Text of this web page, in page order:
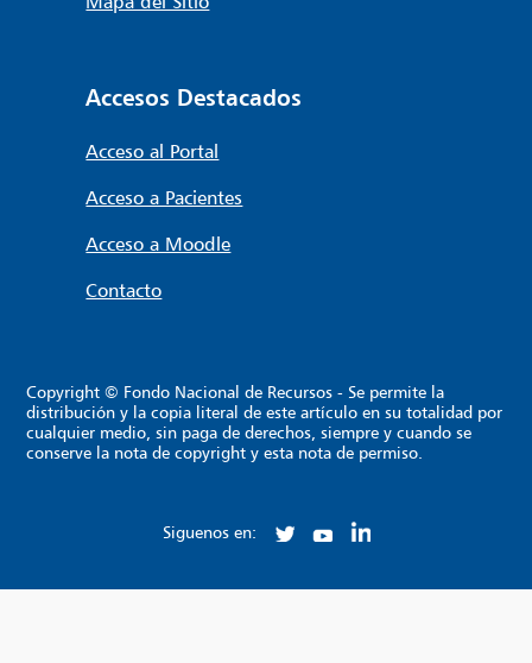
Accesos Destacados
Acceso al Portal
Acceso a Pacientes
Acceso a Moodle
Contacto
Copyright © Fondo Nacional de Recursos - Se permite la
distribución y la copia literal de este artículo en su totalidad por
cualquier medio, sin paga de derechos, siempre y cuando se
conserve la nota de copyright y esta nota de permiso.
Siguenos en: